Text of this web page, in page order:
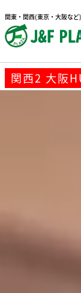
関東・関西(東京・大阪な
関西2 大阪